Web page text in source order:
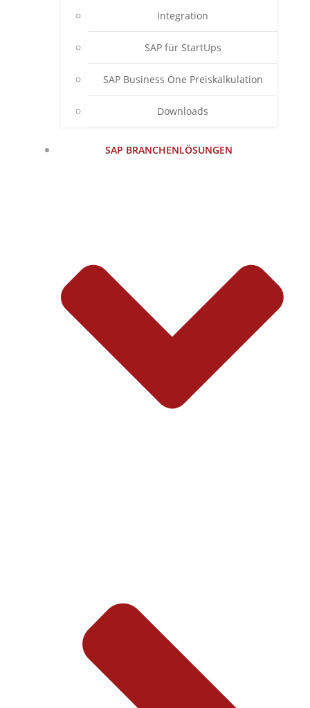
Integration
SAP für StartUps
SAP Business One Preiskalkulation
Downloads
SAP BRANCHENLÖSUNGEN